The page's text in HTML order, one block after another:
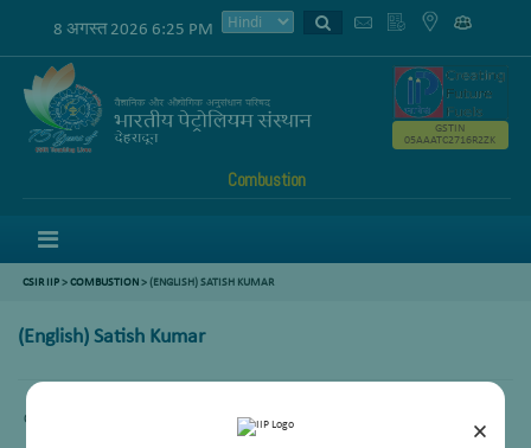
×
8 अगस्त 2026 6:25 PM
Combustion
GSTIN
05AAATC2716R2ZK
CSIR IIP>COMBUSTION>(ENGLISH) SATISH KUMAR
(English) Satish Kumar
Content not available.